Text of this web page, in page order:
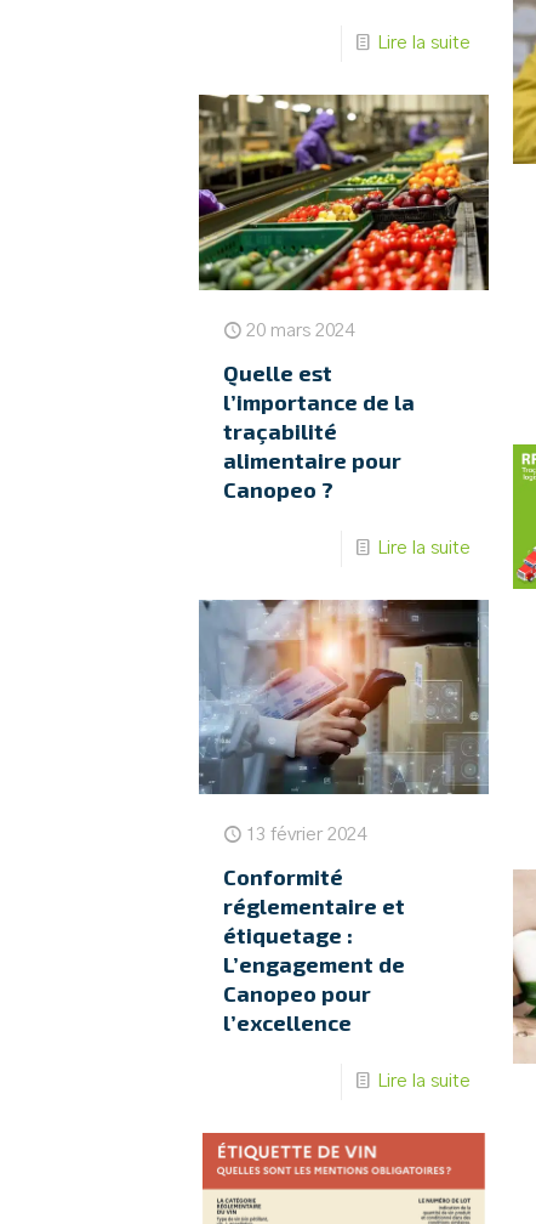
Lire la suite
20 mars 2024
Quelle est
l’importance de la
traçabilité
alimentaire pour
Canopeo ?
Lire la suite
13 février 2024
Conformité
réglementaire et
étiquetage :
L’engagement de
Canopeo pour
l’excellence
Lire la suite